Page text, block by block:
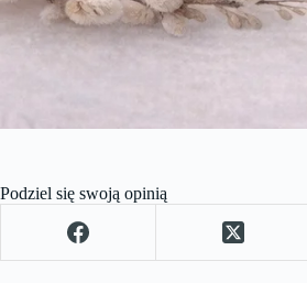
Podziel się swoją opinią